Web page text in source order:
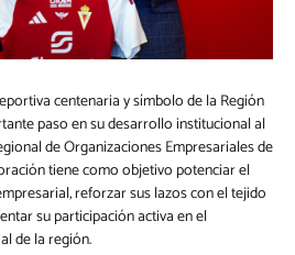
centenaria y símbolo de la Región
paso en su desarrollo institucional al
de Organizaciones Empresariales de
tiene como objetivo potenciar el
reforzar sus lazos con el tejido
su participación activa en el
de la región.